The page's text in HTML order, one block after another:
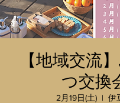
【地域交流
つ交換
2月19日(土)
  |
伊